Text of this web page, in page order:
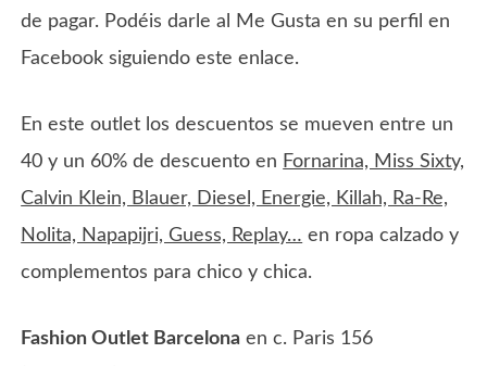
de pagar. Podéis darle al Me Gusta en su perfil en
Facebook siguiendo este enlace.
En este outlet los descuentos se mueven entre un
40 y un 60% de descuento en Fornarina, Miss Sixty,
Calvin Klein, Blauer, Diesel, Energie, Killah, Ra-Re,
Nolita, Napapijri, Guess, Replay… en ropa calzado y
complementos para chico y chica.
Fashion Outlet Barcelona en c. Paris 156